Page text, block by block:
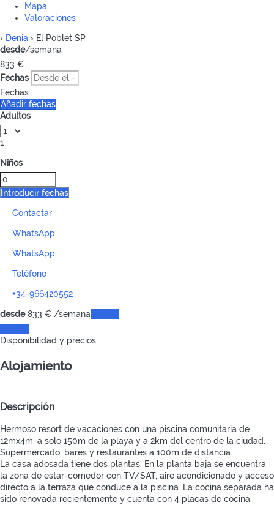
Mapa
Valoraciones
› Denia › El Poblet SP
desde/semana
833 €
Fechas
Fechas
Añadir fechas
Adultos
1
Niños
Introducir fechas
Contactar
WhatsApp
WhatsApp
Teléfono
+34-966420552
desde833 € /semana
Disponibilidad y precios
Alojamiento
Descripción
Hermoso resort de vacaciones con una piscina comunitaria de
12mx4m, a solo 150m de la playa y a 2km del centro de la ciudad.
Supermercado, bares y restaurantes a 100m de distancia.
La casa adosada tiene dos plantas. En la planta baja se encuentra
la zona de estar-comedor con TV/SAT, aire acondicionado y acceso
directo a la terraza que conduce a la piscina. La cocina separada ha
sido renovada recientemente y cuenta con 4 placas de cocina,